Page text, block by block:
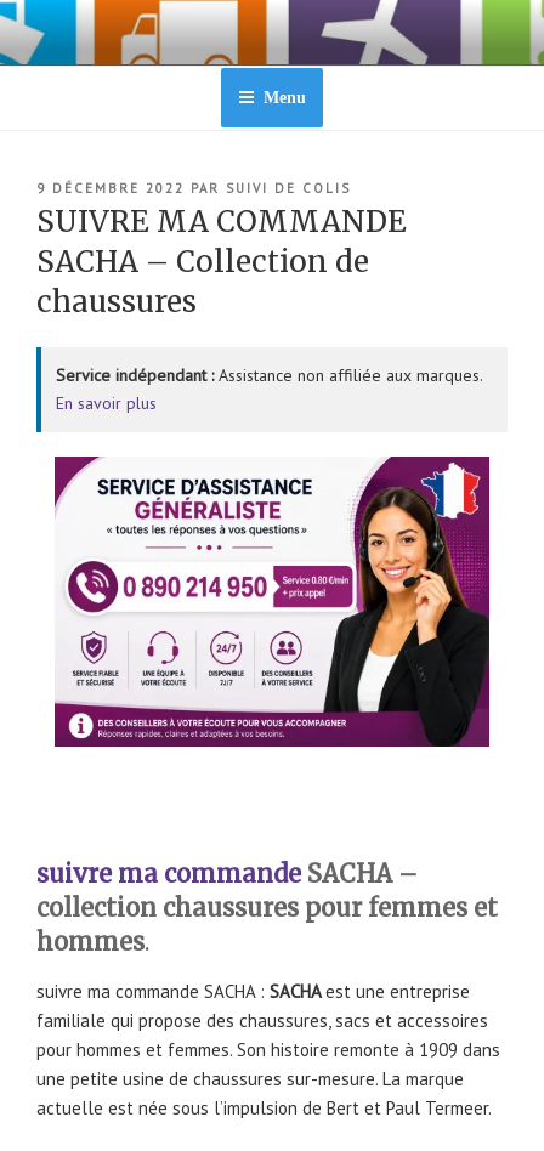
Aller
contenu
Menu
PUBLIÉ
LE
9 DÉCEMBRE 2022 PAR SUIVI DE COLIS
SUIVRE MA COMMANDE
SACHA – Collection de
chaussures
Service indépendant :Assistance non affiliée aux marques.
En savoir plus
suivre ma commandeSACHA –
collection chaussures pour femmes et
hommes.
suivre ma commande SACHA : SACHAest une entreprise
familiale qui propose des chaussures, sacs et accessoires
pour hommes et femmes. Son histoire remonte à 1909 dans
une petite usine de chaussures sur-mesure. La marque
actuelle est née sous l’impulsion de Bert et Paul Termeer.